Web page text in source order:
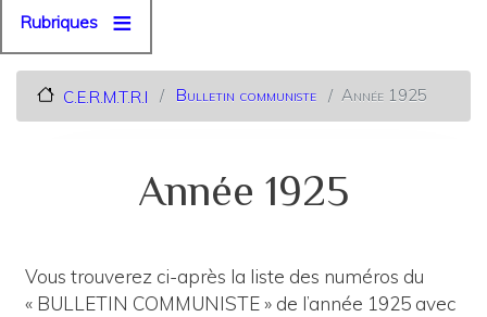
Rubriques
C.E.R.M.T.R.I Bulletin communiste Année 1925
Année 1925
Vous trouverez ci-après la liste des numéros du
« BULLETIN COMMUNISTE » de l’année 1925 avec